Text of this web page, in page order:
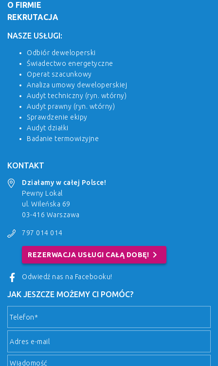
O FIRMIE
REKRUTACJA
NASZE USŁUGI:
Odbiór deweloperski
Świadectwo energetyczne
Operat szacunkowy
Analiza umowy deweloperskiej
Audyt techniczny (ryn. wtórny)
Audyt prawny (ryn. wtórny)
Sprawdzenie ekipy
Audyt działki
Badanie termowizyjne
KONTAKT
Działamy w całej Polsce!
Pewny Lokal
ul. Wileńska 69
03-416 Warszawa
797 014 014
REZERWACJA USŁUGI CAŁĄ DOBĘ! chevron_right
Odwiedź nas na Facebooku!
JAK JESZCZE MOŻEMY CI POMÓC?